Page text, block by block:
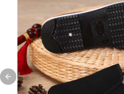
Previous slide